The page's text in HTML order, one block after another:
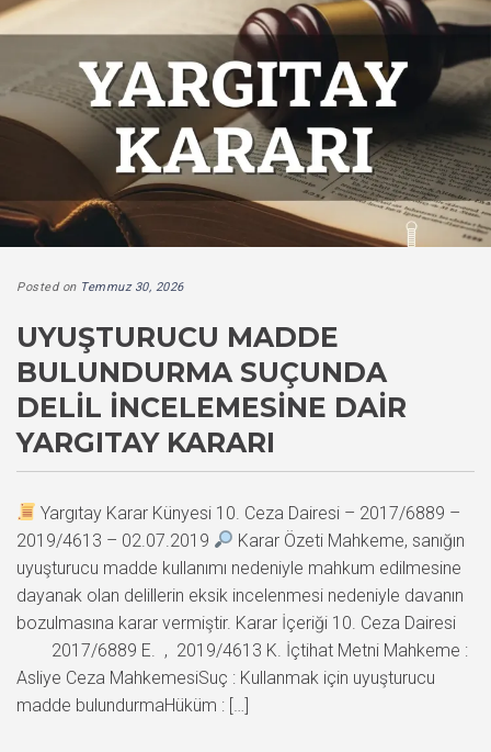
Posted on Temmuz 30, 2026
UYUŞTURUCU MADDE
BULUNDURMA SUÇUNDA
DELIL İNCELEMESINE DAIR
YARGITAY KARARI
Yargıtay Karar Künyesi 10. Ceza Dairesi – 2017/6889 –
2019/4613 – 02.07.2019
Karar Özeti Mahkeme, sanığın
uyuşturucu madde kullanımı nedeniyle mahkum edilmesine
dayanak olan delillerin eksik incelenmesi nedeniyle davanın
bozulmasına karar vermiştir. Karar İçeriği 10. Ceza Dairesi
2017/6889 E. , 2019/4613 K. İçtihat Metni Mahkeme :
Asliye Ceza MahkemesiSuç : Kullanmak için uyuşturucu
madde bulundurmaHüküm : […]